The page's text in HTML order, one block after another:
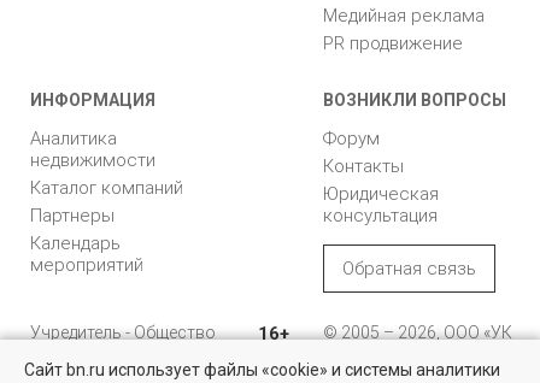
Медийная реклама
PR продвижение
ИНФОРМАЦИЯ
Аналитика
недвижимости
Каталог компаний
Партнеры
Календарь
мероприятий
ВОЗНИКЛИ ВОПРОСЫ
Форум
Контакты
Юридическая
консультация
Обратная связь
Учредитель - Общество
ответственностью
16+
© 2005 – 2026, ООО «УК
Сайт bn.ru использует файлы «cookie» и системы аналитики